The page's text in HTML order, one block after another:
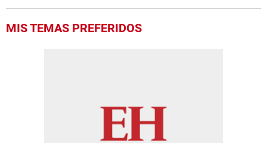
MIS TEMAS PREFERIDOS